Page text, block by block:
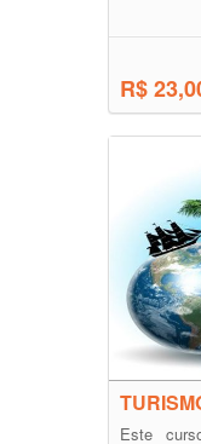
R$
Este